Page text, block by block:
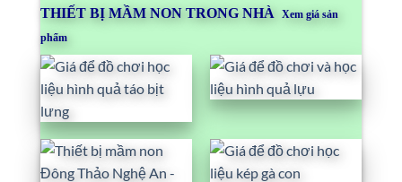
THIẾT BỊ MẦM NON TRONG NHÀ
Xem giá sản
phẩm